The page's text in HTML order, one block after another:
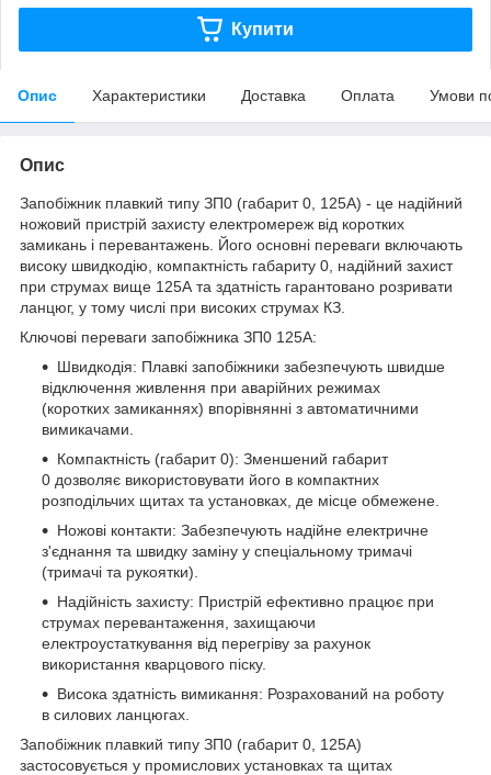
Купити
Опис Характеристики Доставка Оплата Умови
Опис
Запобіжник плавкий типу ЗП0 (габарит 0, 125А) - це надійний
ножовий пристрій захисту електромереж від коротких
замикань і перевантажень. Його основні переваги включають
високу швидкодію, компактність габариту 0, надійний захист
при струмах вище 125А та здатність гарантовано розривати
ланцюг, у тому числі при високих струмах КЗ.
Ключові переваги запобіжника ЗП0 125А:
Швидкодія: Плавкі запобіжники забезпечують швидше
відключення живлення при аварійних режимах
(коротких замиканнях) впорівнянні з автоматичними
вимикачами.
Компактність (габарит 0): Зменшений габарит
0 дозволяє використовувати його в компактних
розподільчих щитах та установках, де місце обмежене.
Ножові контакти: Забезпечують надійне електричне
з'єднання та швидку заміну у спеціальному тримачі
(тримачі та рукоятки).
Надійність захисту: Пристрій ефективно працює при
струмах перевантаження, захищаючи
електроустаткування від перегріву за рахунок
використання кварцового піску.
Висока здатність вимикання: Розрахований на роботу
в силових ланцюгах.
Запобіжник плавкий типу ЗП0 (габарит 0, 125А)
застосовується у промислових установках та щитах